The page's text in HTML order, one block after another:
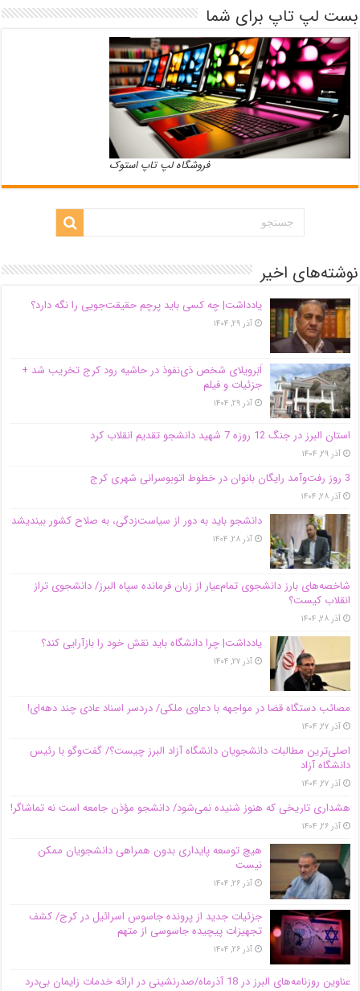
بست لپ تاپ برای شما
فروشگاه لپ تاپ استوک
نوشته‌های اخیر
یادداشت| ‌چه کسی باید پرچم حقیقت‌جویی را نگه دارد؟
آذر ۲۹, ۱۴۰۴
اَبَر‌ویلای شخص ذی‌نفوذ در حاشیه‌ رود کرج تخریب شد +
جزئیات و فیلم
آذر ۲۹, ۱۴۰۴
استان البرز در جنگ 12 روزه 7 شهید دانشجو تقدیم انقلاب کرد
آذر ۲۹, ۱۴۰۴
3 روز رفت‌وآمد رایگان بانوان در خطوط اتوبوسرانی شهری کرج
آذر ۲۸, ۱۴۰۴
دانشجو باید به دور از سیاست‌زدگی، به صلاح کشور بیندیشد
آذر ۲۸, ۱۴۰۴
شاخصه‌های بارز دانشجوی تمام‌عیار از زبان فرمانده سپاه البرز/ دانشجوی تراز
انقلاب کیست؟
آذر ۲۸, ۱۴۰۴
یادداشت| چرا دانشگاه باید نقش خود را بازآرایی کند؟
آذر ۲۷, ۱۴۰۴
مصائب دستگاه قضا در مواجهه با دعاوی ملکی/ دردسر اسناد عادی چند‌ دهه‌ای!
آذر ۲۷, ۱۴۰۴
اصلی‌ترین مطالبات دانشجویان دانشگاه آزاد البرز چیست؟/ گفت‌وگو با رئیس
دانشگاه آز‌اد
آذر ۲۷, ۱۴۰۴
هشداری تاریخی که هنوز شنیده نمی‌شود/ دانشجو مؤذن جامعه است نه تماشاگر!
آذر ۲۶, ۱۴۰۴
هیچ توسعه پایداری بدون همراهی دانشجویان ممکن
نیست
آذر ۲۶, ۱۴۰۴
جزئیات جدید از پرونده جاسوس اسرائیل در کرج/‌ کشف
تجهیزات پیچیده جاسوسی از متهم
آذر ۲۶, ۱۴۰۴
عناوین روزنامه‌های البرز در ‌18 آذرماه/صدرنشینی در ارائه خدمات زایمان بی‌درد